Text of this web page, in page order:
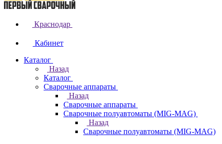
Краснодар
Кабинет
Каталог
Назад
Каталог
Сварочные аппараты
Назад
Сварочные аппараты
Сварочные полуавтоматы (MIG-MAG)
Назад
Сварочные полуавтоматы (MIG-MAG)